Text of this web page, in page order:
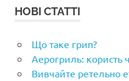
НОВІ СТАТТІ
Що таке грип?
Аерогриль: користь
Вивчайте ретельно